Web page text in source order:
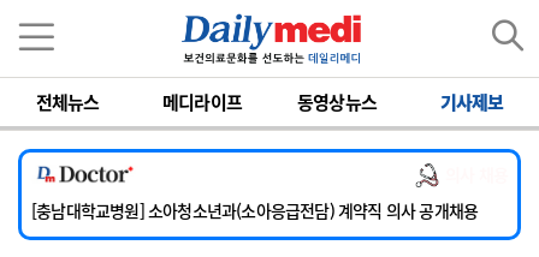
전체뉴스 메디라이프 동영상뉴스 기사제보
[서울아산병원] 2026년 하반기 인턴 모집
[영남대학교의료원] 마취통증의학과 임기제 임상의사 채용
[충남대학교병원] 소아청소년과(소아응급전담) 계약직 의사 공개채용
[동부병원] 계약직(응급의학과 전문의) 직원모집